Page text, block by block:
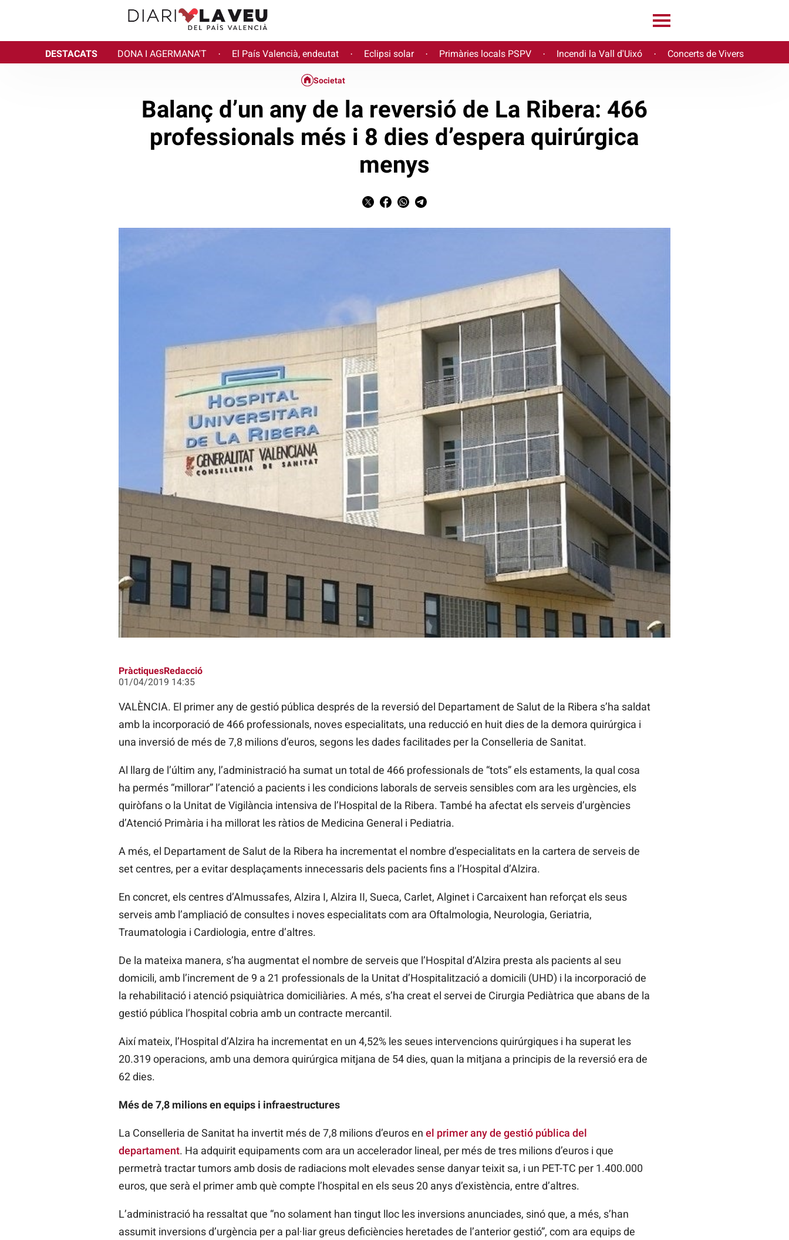
DESTACATS DONA I AGERMANA'T · El País Valencià, endeutat · Eclipsi solar · Primàries locals PSPV · Incendi la Vall d'Uixó · Concerts de Vivers
L'Hospital d'Alzira ha incrementat en un 4,52% les seues intervencions quirúrgiques i ha superat les 20.319 operacions, amb una
demora quirúrgica mitjana de 54 dies. / EUROPA PRESS
Societat
Balanç d’un any de la reversió de La Ribera: 466
professionals més i 8 dies d’espera quirúrgica
menys
PràctiquesRedacció
01/04/2019 14:35
VALÈNCIA. El primer any de gestió pública després de la reversió del Departament de Salut de la Ribera s’ha saldat
amb la incorporació de 466 professionals, noves especialitats, una reducció en huit dies de la demora quirúrgica i
una inversió de més de 7,8 milions d’euros, segons les dades facilitades per la Conselleria de Sanitat.
Al llarg de l’últim any, l’administració ha sumat un total de 466 professionals de “tots” els estaments, la qual cosa
ha permés “millorar” l’atenció a pacients i les condicions laborals de serveis sensibles com ara les urgències, els
quiròfans o la Unitat de Vigilància intensiva de l’Hospital de la Ribera. També ha afectat els serveis d’urgències
d’Atenció Primària i ha millorat les ràtios de Medicina General i Pediatria.
A més, el Departament de Salut de la Ribera ha incrementat el nombre d’especialitats en la cartera de serveis de
set centres, per a evitar desplaçaments innecessaris dels pacients fins a l’Hospital d’Alzira.
En concret, els centres d’Almussafes, Alzira I, Alzira II, Sueca, Carlet, Alginet i Carcaixent han reforçat els seus
serveis amb l’ampliació de consultes i noves especialitats com ara Oftalmologia, Neurologia, Geriatria,
Traumatologia i Cardiologia, entre d’altres.
De la mateixa manera, s’ha augmentat el nombre de serveis que l’Hospital d’Alzira presta als pacients al seu
domicili, amb l’increment de 9 a 21 professionals de la Unitat d’Hospitalització a domicili (UHD) i la incorporació de
la rehabilitació i atenció psiquiàtrica domiciliàries. A més, s’ha creat el servei de Cirurgia Pediàtrica que abans de la
gestió pública l’hospital cobria amb un contracte mercantil.
Així mateix, l’Hospital d’Alzira ha incrementat en un 4,52% les seues intervencions quirúrgiques i ha superat les
20.319 operacions, amb una demora quirúrgica mitjana de 54 dies, quan la mitjana a principis de la reversió era de
62 dies.
Més de 7,8 milions en equips i infraestructures
La Conselleria de Sanitat ha invertit més de 7,8 milions d’euros en el primer any de gestió pública del
departament. Ha adquirit equipaments com ara un accelerador lineal, per més de tres milions d’euros i que
permetrà tractar tumors amb dosis de radiacions molt elevades sense danyar teixit sa, i un PET-TC per 1.400.000
euros, que serà el primer amb què compte l’hospital en els seus 20 anys d’existència, entre d’altres.
L’administració ha ressaltat que “no solament han tingut lloc les inversions anunciades, sinó que, a més, s’han
assumit inversions d’urgència per a pal·liar greus deficiències heretades de l’anterior gestió”, com ara equips de